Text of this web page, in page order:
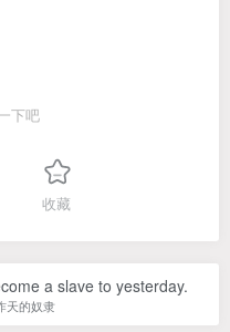
下吧
收藏
a slave to yesterday.
天的奴隶